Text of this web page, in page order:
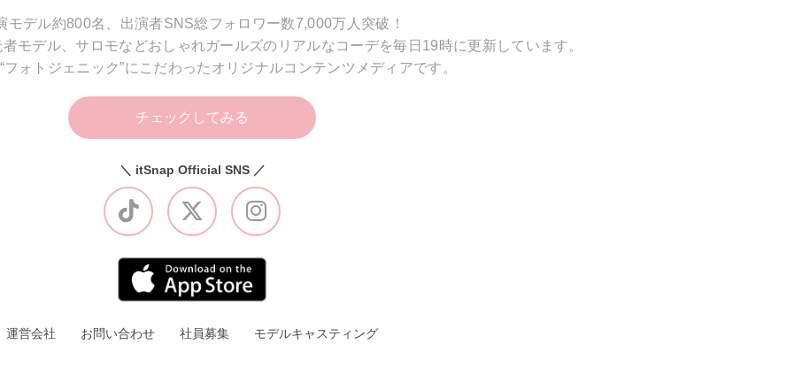
モデル約800名、出演者SNS総フォロワー数7,000万人突破！
モデル、サロモなどおしゃれガールズのリアルなコーデを毎日19時に更新しています。
フォトジェニック”にこだわったオリジナルコンテンツメディアです。
チェックしてみる
＼ itSnap Official SNS ／
運営会社 お問い合わせ 社員募集 モデルキャスティング